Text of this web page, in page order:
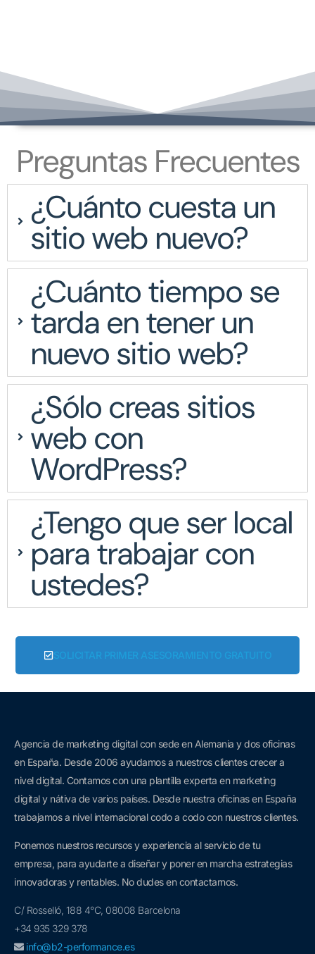
Preguntas Frecuentes
¿Cuánto cuesta un
sitio web nuevo?
¿Cuánto tiempo se
tarda en tener un
nuevo sitio web?
¿Sólo creas sitios
web con
WordPress?
¿Tengo que ser local
para trabajar con
ustedes?
SOLICITAR PRIMER ASESORAMIENTO GRATUITO
Agencia de marketing digital con sede en Alemania y dos oficinas
en España. Desde 2006 ayudamos a nuestros clientes crecer a
nivel digital. Contamos con una plantilla experta en marketing
digital y nátiva de varios países. Desde nuestra oficinas en España
trabajamos a nivel internacional codo a codo con nuestros clientes.
Ponemos nuestros recursos y experiencia al servicio de tu
empresa, para ayudarte a diseñar y poner en marcha estrategias
innovadoras y rentables. No dudes en contactarnos.
C/ Rosselló, 188 4°C, 08008 Barcelona
+34 935 329 378
info@b2-performance.es